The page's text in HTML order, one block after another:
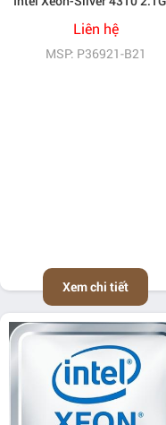
Liên hệ
MSP: P36921-B21
Xem chi tiết